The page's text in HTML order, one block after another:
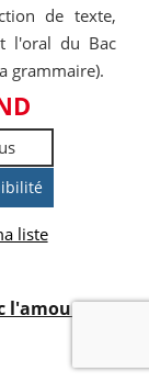
de texte,
l'oral du Bac
grammaire).
liste
l'amour -